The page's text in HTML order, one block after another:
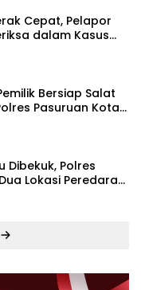
Cepat, Pelapor
dalam Kasus
Bersiap Salat
Pasuruan Kota
Dibekuk, Polres
Lokasi Peredaran